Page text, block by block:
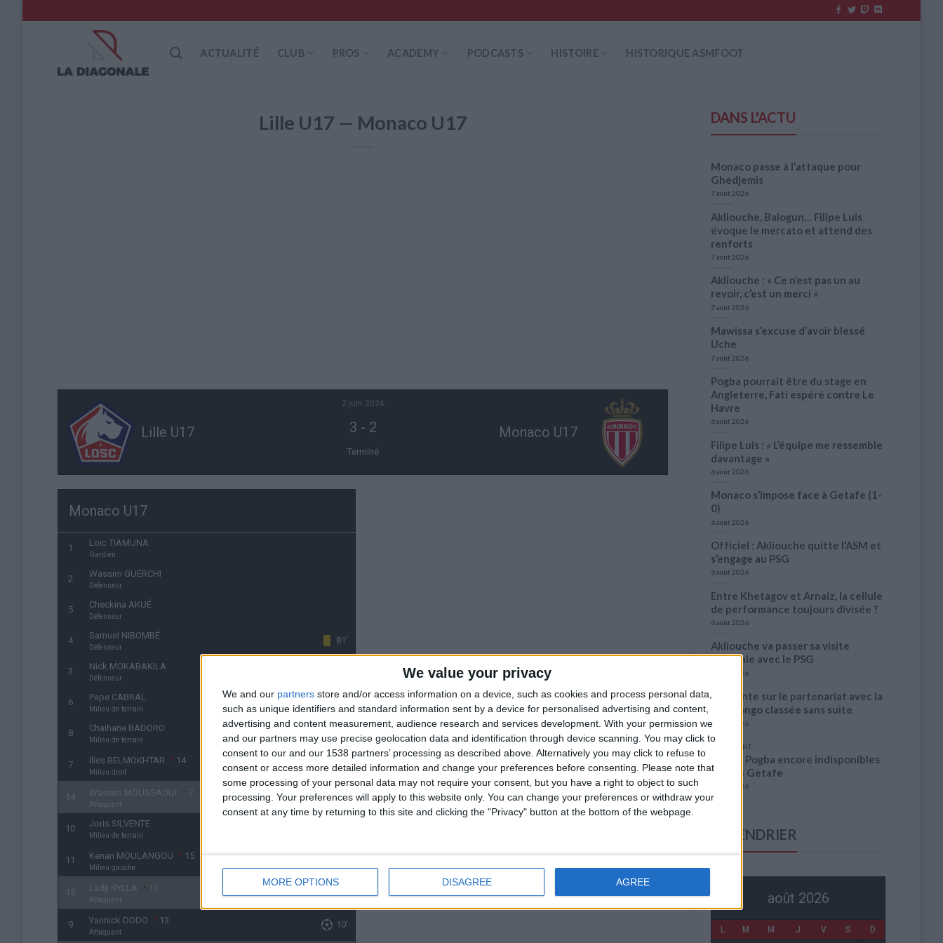
We value your privacy
We and our partners store and/or access information on a device, such as cookies and process personal data,
such as unique identifiers and standard information sent by a device for personalised advertising and content,
advertising and content measurement, audience research and services development. With your permission we
and our partners may use precise geolocation data and identification through device scanning. You may click to
consent to our and our 1538 partners’ processing as described above. Alternatively you may click to refuse to
consent or access more detailed information and change your preferences before consenting.
Please note that
some processing of your personal data may not require your consent, but you have a right to object to such
processing. Your preferences will apply to this website only. You can change your preferences or withdraw your
consent at any time by returning to this site and clicking the "Privacy" button at the bottom of the webpage.
MORE OPTIONS DISAGREE AGREE
to
ACTUALITÉ CLUB PROS ACADEMY PODCASTS HISTOIRE HISTORIQUE ASMFOOT
Lille U17 — Monaco U17
Lille U17 Monaco U17
2 juin 2024
3 - 2
Terminé
Monaco U17
1 Loïc TIAMUNA
Gardien
2 Wassim GUERCHI
Défenseur
5 Checkina AKUÉ
Défenseur
4 Samuel NIBOMBÉ
Défenseur
81'
3 Nick MOKABAKILA
Défenseur
6 Pape CABRAL
Milieu de terrain
8 Chaihane BADORO
Milieu de terrain
7 Ilies BELMOKHTAR 14
Milieu droit
14 Wassim MOUSSAOUI 7
Attaquant
10 Joris SILVENTE
Milieu de terrain
11 Kenan MOULANGOU 15
Milieu gauche
15 Ladji SYLLA 11
Attaquant
9 Yannick DODO 13
Attaquant
10'
DANS L'ACTU
Monaco passe à l’attaque pour
Ghedjemis
7 août 2026
Akliouche, Balogun… Filipe Luis
évoque le mercato et attend des
renforts
7 août 2026
Akliouche : « Ce n’est pas un au
revoir, c’est un merci »
7 août 2026
Mawissa s’excuse d’avoir blessé
Uche
7 août 2026
Pogba pourrait être du stage en
Angleterre, Fati espéré contre Le
Havre
6 août 2026
Filipe Luis : « L’équipe me ressemble
davantage »
6 août 2026
Monaco s’impose face à Getafe (1-
0)
6 août 2026
Officiel : Akliouche quitte l’ASM et
s’engage au PSG
6 août 2026
Entre Khetagov et Arnaiz, la cellule
de performance toujours divisée ?
6 août 2026
Akliouche va passer sa visite
médicale avec le PSG
6 août 2026
La plainte sur le partenariat avec la
R.D. Congo classée sans suite
6 août 2026
1 COMMENT
Fati et Pogba encore indisponibles
contre Getafe
6 août 2026
CALENDRIER
août 2026
L M M J V S D